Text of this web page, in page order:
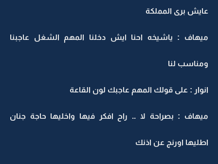
عايش برى المملكة
ميهاف : ياشيخه احنا ايش دخلنا المهم الشغل عاجبنا
ومناسب لنا
انوار : على قولك المهم عاجبك لون القاعة
ميهاف : بصراحة لا .. راح افكر فيها واخليها حاجة جنان
اطليها اورنج عن اذنك